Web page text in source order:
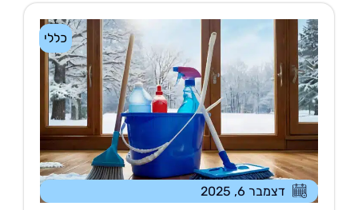
כללי
דצמבר 6, 2025